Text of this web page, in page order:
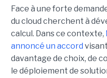
Face à une forte
du cloud cherchent à
calcul. Dans ce contexte,
annoncé un accord
davantage de choix, de
le déploiement de